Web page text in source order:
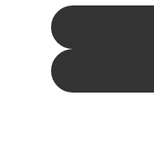
verzameld op
services.